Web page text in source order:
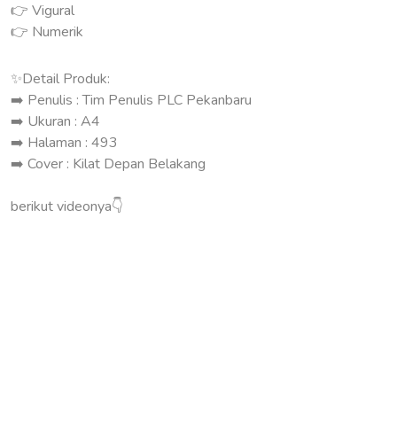
👉 Vigural
👉 Numerik
✨Detail Produk:
➡️ Penulis : Tim Penulis PLC Pekanbaru
➡️ Ukuran : A4
➡️ Halaman : 493
➡️ Cover : Kilat Depan Belakang
berikut videonya👇